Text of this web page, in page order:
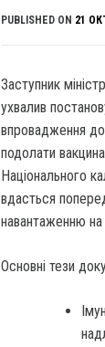
PUBLISHED ON 21
Заступник
ухвалив
впровадження
подолати
Національного
вдасться
навантаженню на
Основні тези